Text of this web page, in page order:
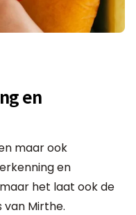
en
maar ook
en
het laat ook de
Mirthe.